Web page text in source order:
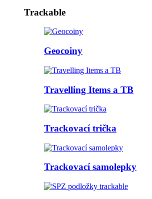
Trackable
Geocoiny
Travelling Items a TB
Trackovací trička
Trackovací samolepky